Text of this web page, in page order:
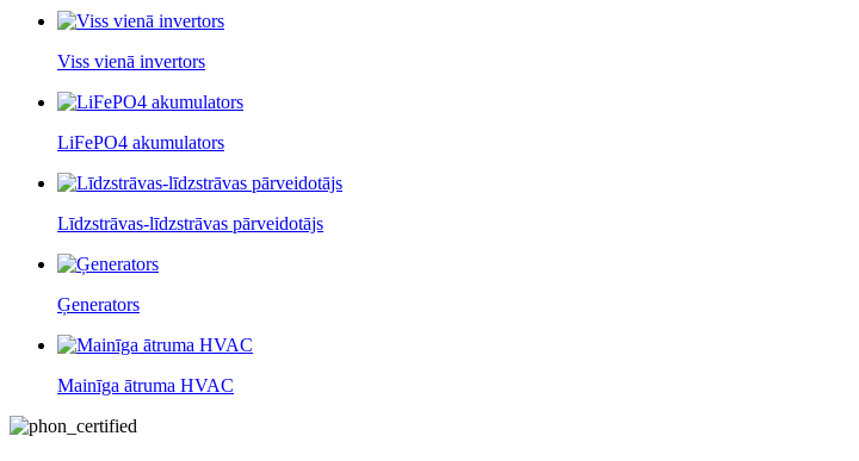
Viss vienā invertors
LiFePO4 akumulators
Līdzstrāvas-līdzstrāvas pārveidotājs
Ģenerators
Mainīga ātruma HVAC